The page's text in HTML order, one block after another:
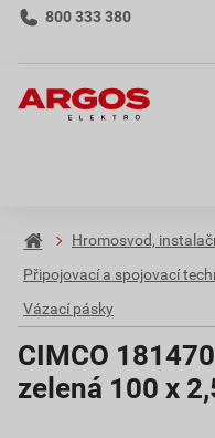
800 333 380
Hromosvod,
Připojovací a spojovací
Vázací pásky
CIMCO
zelená 100 x